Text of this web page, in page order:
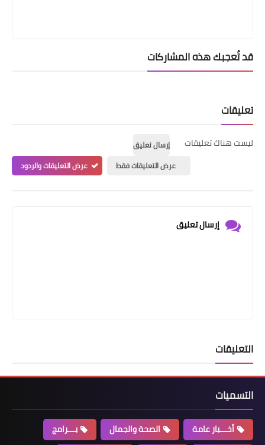
قد تُعجبك هذه المشاركات
تعليقات
ليست هناك تعليقات
إرسال تعليق
عرض التعليقات فقط
عرض التعليقات والردود
إرسال تعليق
التعليقات
التسميات
أخـــبار عامة الصحة والجمال بـــرامج